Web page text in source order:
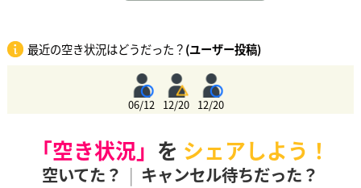
最近の空き状況はどうだった？(ユーザー投稿)
06/12 12/20 12/20
「空き状況」 を シェアしよう！
空いてた？ | キャンセル待ちだった？